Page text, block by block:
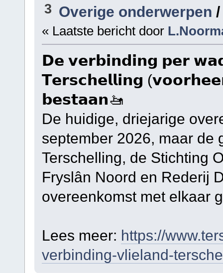
3 Overige onderwerpen
« Laatste bericht door
𝗗𝗲 𝘃𝗲𝗿𝗯𝗶𝗻𝗱𝗶𝗻𝗴 𝗽𝗲𝗿
𝗧𝗲𝗿𝘀𝗰𝗵𝗲𝗹𝗹𝗶𝗻𝗴
𝗯𝗲𝘀𝘁𝗮𝗮𝗻🚤
De huidige, driejarige
september 2026, maar de
Terschelling, de Stichting
Fryslân Noord en Rederij
overeenkomst met elkaar
Lees meer: https://
verbinding-vlieland-